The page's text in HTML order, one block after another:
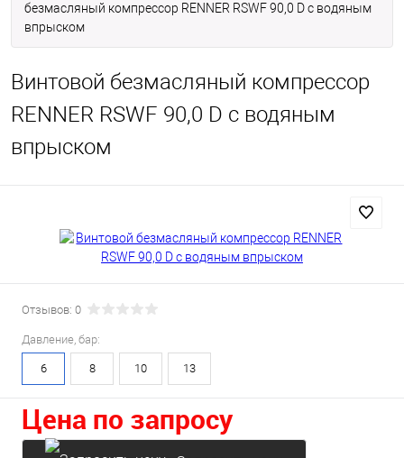
безмасляный компрессор RENNER RSWF 90,0 D с водяным
впрыском
Винтовой безмасляный компрессор
RENNER RSWF 90,0 D с водяным
впрыском
Отзывов: 0
Давление, бар:
6 8 10 13
Цена по запросу